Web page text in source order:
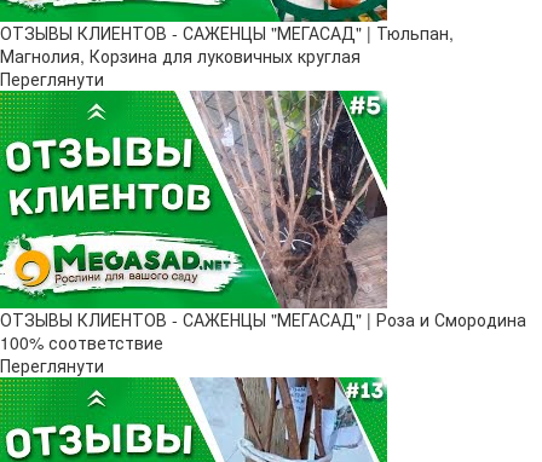
ОТЗЫВЫ КЛИЕНТОВ - САЖЕНЦЫ "МЕГАСАД" | Тюльпан,
Магнолия, Корзина для луковичных круглая
Переглянути
ОТЗЫВЫ КЛИЕНТОВ - САЖЕНЦЫ "МЕГАСАД" | Роза и Смородина
100% соответствие
Переглянути